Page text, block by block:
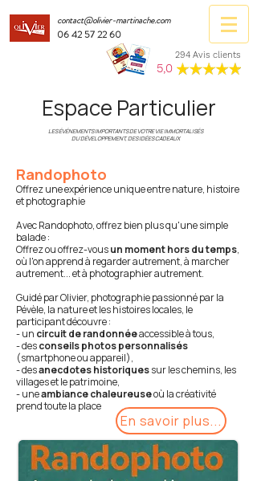
contact@olivier-martinache.com
06 42 57 22 60
294 Avis clients
5,0
Espace Particulier
LES ÉVÉNEMENTS IMPORTANTS DE VOTRE VIE IMMORTALISÉS
DU DÉVELOPPEMENT, DES IDÉES CADEAUX
Randophoto
Offrez une expérience unique entre nature, histoire
et photographie
Avec Randophoto, offrez bien plus qu'une simple
balade :
Offrez ou offrez-vousun momenthors du temps,
où l'on apprend à regarder autrement, à marcher
autrement... et à photographier autrement.
Guidé par Olivier, photographie passionné par la
Pévèle, la nature et les histoires locales, le
participant découvre :
- un circuit de randonnéeaccessible à tous,
- desconseils photos personnalisés
(smartphone ou appareil),
- desanecdotes historiquessur les chemins, les
villages et le patrimoine,
- uneambiance chaleureuseoù la créativité
prend toute la place
En savoir plus...